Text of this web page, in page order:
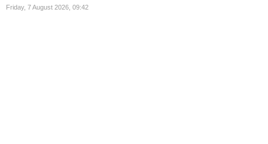
Friday, 7 August 2026, 09:42